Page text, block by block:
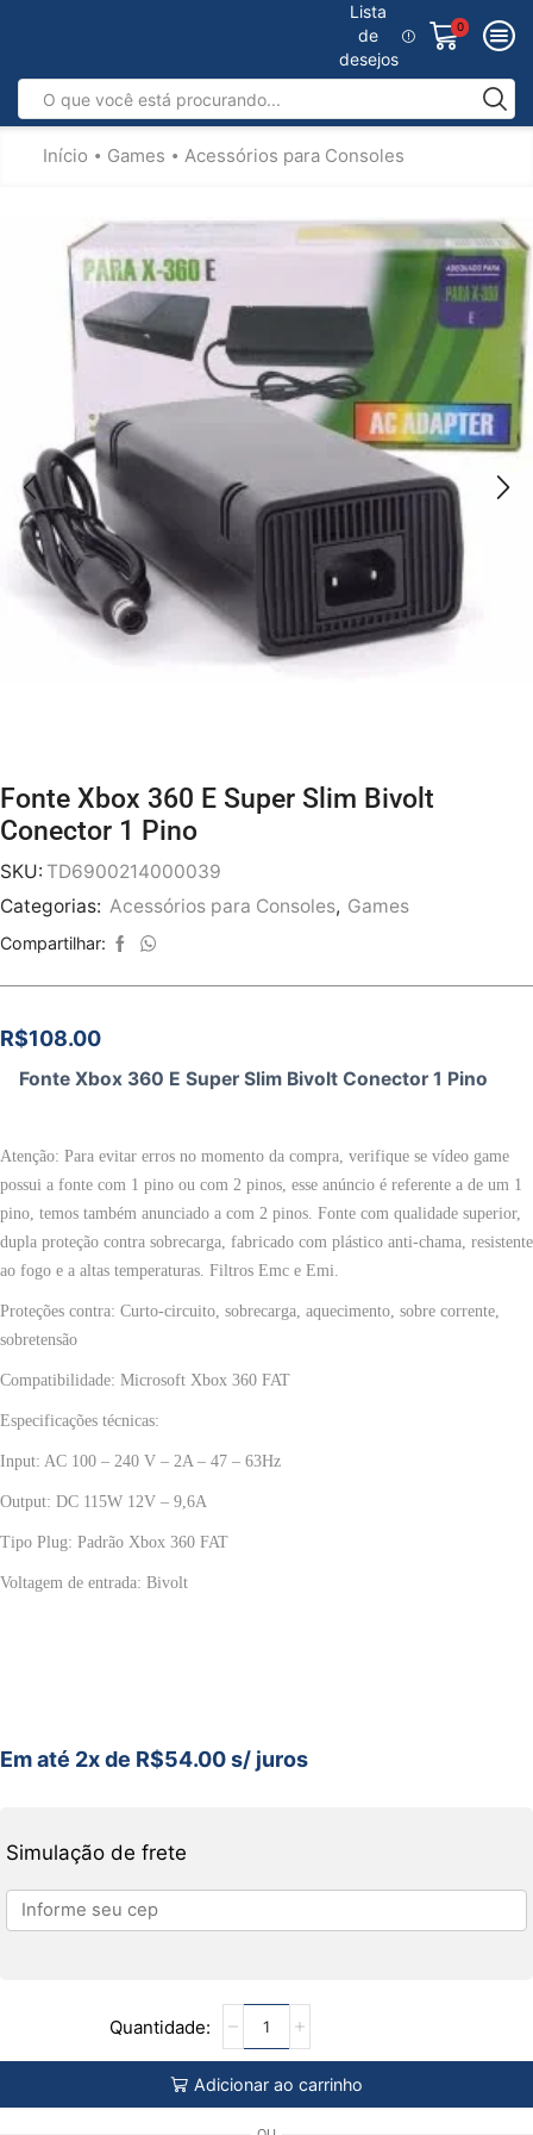
Lista
de
desejos
0
Início • Games • Acessórios para Consoles
Fonte Xbox 360 E Super Slim Bivolt
Conector 1 Pino
SKU: TD6900214000039
Categorias: Acessórios para Consoles, Games
Compartilhar:
R$108.00
Fonte Xbox 360 E Super Slim Bivolt Conector 1 Pino
Atenção: Para evitar erros no momento da compra, verifique se vídeo game
possui a fonte com 1 pino ou com 2 pinos, esse anúncio é referente a de um 1
pino, temos também anunciado a com 2 pinos. Fonte com qualidade superior,
dupla proteção contra sobrecarga, fabricado com plástico anti-chama, resistente
ao fogo e a altas temperaturas. Filtros Emc e Emi.
Proteções contra: Curto-circuito, sobrecarga, aquecimento, sobre corrente,
sobretensão
Compatibilidade: Microsoft Xbox 360 FAT
Especificações técnicas:
Input: AC 100 – 240 V – 2A – 47 – 63Hz
Output: DC 115W 12V – 9,6A
Tipo Plug: Padrão Xbox 360 FAT
Voltagem de entrada: Bivolt
Em até 2x de R$54.00s/ juros
Simulação de frete
Adicionar ao carrinho